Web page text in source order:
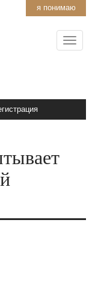
я понимаю